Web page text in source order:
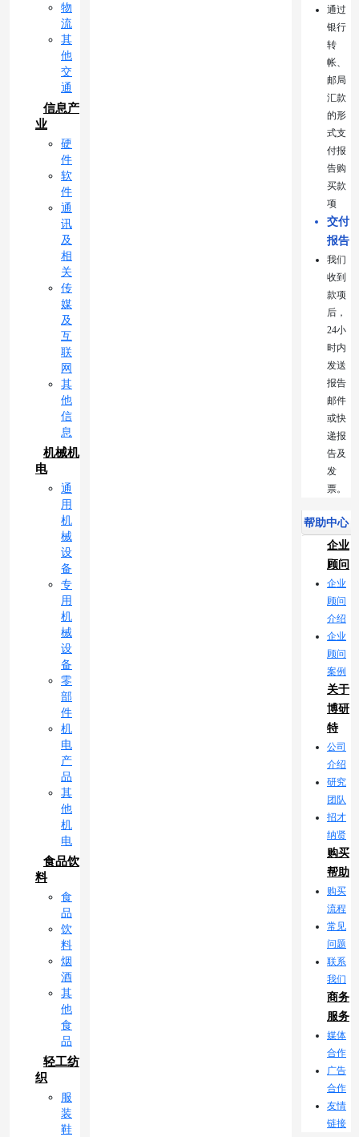
物
流
其
他
交
通
信息产
业
硬
件
软
件
通
讯
及
相
关
传
媒
及
互
联
网
其
他
信
息
机械机
电
通
用
机
械
设
备
专
用
机
械
设
备
零
部
件
机
电
产
品
其
他
机
电
食品饮
料
食
品
饮
料
烟
酒
其
他
食
品
轻工纺
织
服
装
鞋
通过
银行
转
帐、
邮局
汇款
的形
式支
付报
告购
买款
项
交付
报告
我们
收到
款项
后，
24小
时内
发送
报告
邮件
或快
递报
告及
发
票。
帮助中心
企业
顾问
企业
顾问
介绍
企业
顾问
案例
关于
博研
特
公司
介绍
研究
团队
招才
纳贤
购买
帮助
购买
流程
常见
问题
联系
我们
商务
服务
媒体
合作
广告
合作
友情
链接